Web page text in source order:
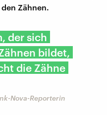
Zähnen.
der sich
bildet,
die Zähne
Nova-Reporterin